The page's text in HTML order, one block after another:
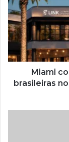
Miami
brasileiras